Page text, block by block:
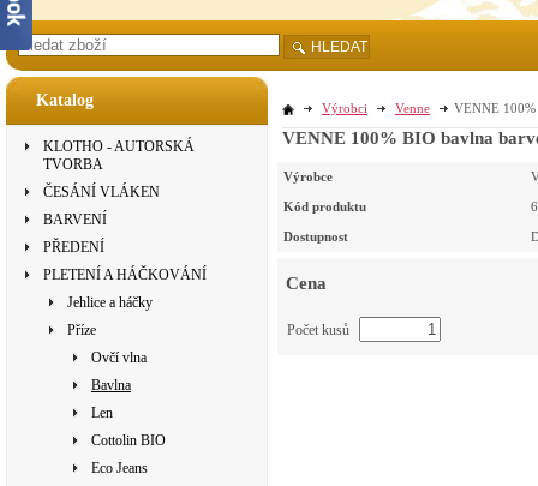
Katalog
KLOTHO - AUTORSKÁ
TVORBA
ČESÁNÍ VLÁKEN
BARVENÍ
PŘEDENÍ
PLETENÍ A HÁČKOVÁNÍ
Jehlice a háčky
Příze
Ovčí vlna
Bavlna
Len
Cottolin BIO
Eco Jeans
Výrobci Venne VENNE
VENNE 100% BIO bavlna
Výrobce
Kód produktu
Dostupnost
Cena
Počet kusů
HLEDAT